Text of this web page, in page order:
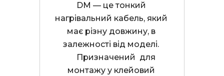
DM — це тонкий
нагрівальний кабель, який
має різну довжину, в
залежності від моделі.
монтажу у клейовий